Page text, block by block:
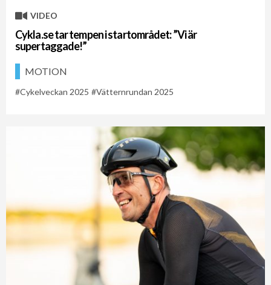
VIDEO
Cykla.se tar tempen i startområdet: ”Vi är
supertaggade!”
MOTION
Cykelveckan 2025 Vätternrundan 2025